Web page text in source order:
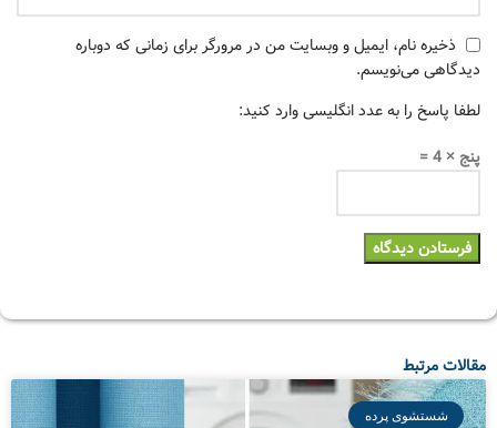
ذخیره نام، ایمیل و وبسایت من در مرورگر برای زمانی که دوباره
دیدگاهی می‌نویسم.
لطفا پاسخ را به عدد انگلیسی وارد کنید:
پنج × 4 =
مقالات مرتبط
شستشوی پرده